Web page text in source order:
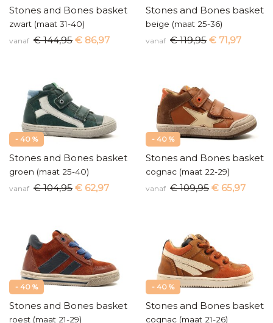
Stones and Bones basketters
zwart (maat 31-40)
vanaf € 144,95 € 86,97
Stones and Bones
beige (maat 25-36)
vanaf € 119,95 € 71,97
- 40 %
Stones and Bones basketter
groen (maat 25-40)
vanaf € 104,95 € 62,97
- 40 %
Stones and Bones
cognac (maat 22-29)
vanaf € 109,95 € 65,97
- 40 %
Stones and Bones basketters
roest (maat 21-29)
- 40 %
Stones and Bones
cognac (maat 21-26)